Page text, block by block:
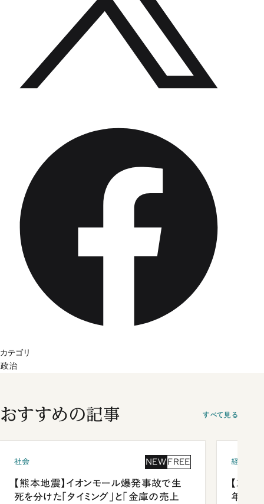
カテゴリ
政治
おすすめの記事 すべて見る
社会 NEW FREE
【熊本地震】イオンモール爆発事故で生
死を分けた「タイミング」と「金庫の売上
経済・ビ
【就活
年会は